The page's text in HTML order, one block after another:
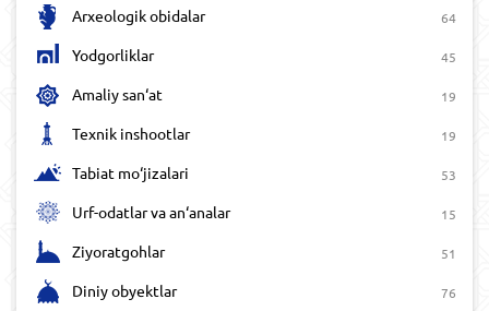
Arxeologik obidalar 64
Yodgorliklar 45
Amaliy san‘at 19
Texnik inshootlar 19
Tabiat mo‘jizalari 53
Urf-odatlar va an‘analar 15
Ziyoratgohlar 51
Diniy obyektlar 76